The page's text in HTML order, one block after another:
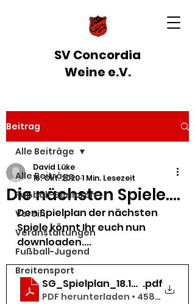
SV Concordia
Weine e.V.
Beitrag
Alle Beiträge
Fußball-Senioren
Verein
Veranstaltungen
Fußball-Jugend
Breitensport
Alle Beiträge
Die nächsten Spiele....
David Lüke
16. Okt. 20201 Min. Lesezeit
Den Spielplan der nächsten
Spiele könnt Ihr euch nun
downloaden....
SG_Spielplan_18.10.20-29.11.20
.pdf
PDF herunterladen • 458KB